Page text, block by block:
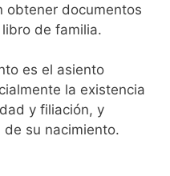
obtener documentos
de familia.
es el asiento
la existencia
y filiación, y
su nacimiento.